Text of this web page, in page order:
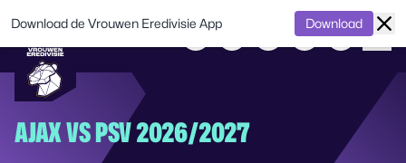
AJAX VS PSV 2026/2027
Download de Vrouwen Eredivisie App Download